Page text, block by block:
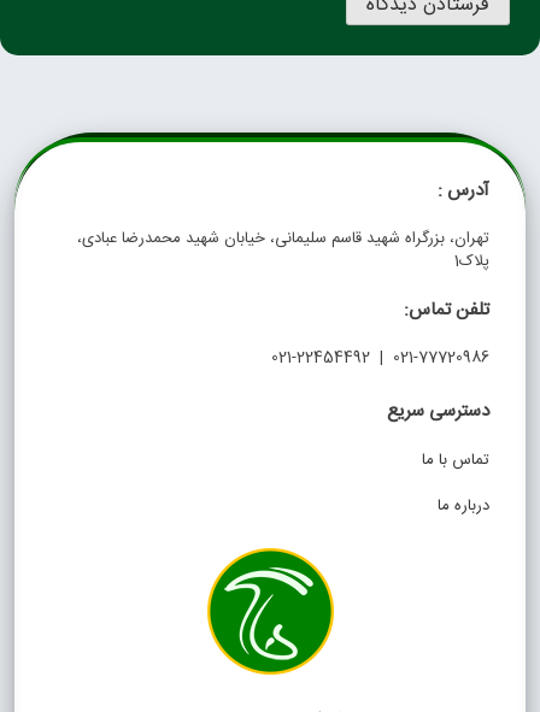
آدرس :
تهران، بزرگراه شهید قاسم سلیمانی، خیابان شهید محمدرضا عبادی،
پلاک1
تلفن تماس:
021-77720986 | 021-22454492
دسترسی سریع
تماس با ما
درباره ما